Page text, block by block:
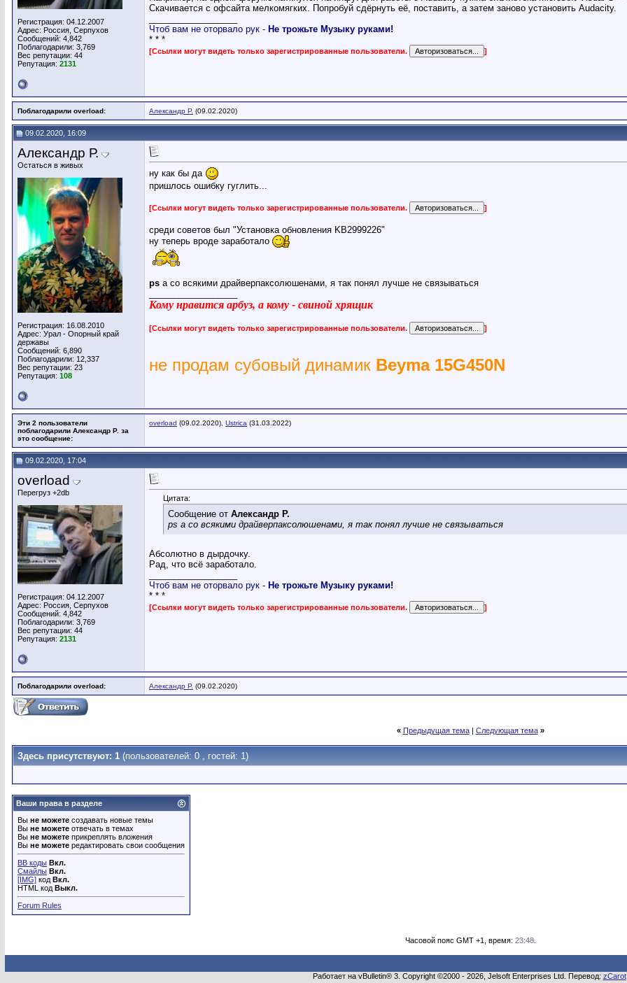
Регистрация: 04.12.2007
Адрес: Россия, Серпухов
Сообщений: 4,842
Поблагодарили: 3,769
Вес репутации: 44
Репутация: 2131
Скачивается с офсайта мелкомягких. Попробуй сдёрнуть её, поставить, а затем заново установить Audacity.
Чтоб вам не оторвало рук - Не трожьте Музыку руками!
* * *
[Ссылки могут видеть только зарегистрированные пользователи. ]
Поблагодарили overload: Александр Р. (09.02.2020)
09.02.2020, 16:09
Александр Р.
Остаться в живых
Регистрация: 16.08.2010
Адрес: Урал - Опорный край
державы
Сообщений: 6,890
Поблагодарили: 12,337
Вес репутации: 23
Репутация: 108
ну как бы да
пришлось ошибку гуглить...
[Ссылки могут видеть только зарегистрированные пользователи. ]
среди советов был "Установка обновления KB2999226"
ну теперь вроде заработало
ps а со всякими драйверпаксолюшенами, я так понял лучше не связываться
Кому нравится арбуз, а кому - свиной хрящик
[Ссылки могут видеть только зарегистрированные пользователи. ]
не продам субовый динамик Beyma 15G450N
Эти 2 пользователи
поблагодарили Александр Р. за
это сообщение:
overload (09.02.2020), Ustrica (31.03.2022)
09.02.2020, 17:04
overload
Перегруз +2db
Регистрация: 04.12.2007
Адрес: Россия, Серпухов
Сообщений: 4,842
Поблагодарили: 3,769
Вес репутации: 44
Репутация: 2131
Цитата:
Сообщение от Александр Р.
ps а со всякими драйверпаксолюшенами, я так понял лучше не связываться
Абсолютно в дырдочку.
Рад, что всё заработало.
Чтоб вам не оторвало рук - Не трожьте Музыку руками!
* * *
[Ссылки могут видеть только зарегистрированные пользователи. ]
Поблагодарили overload: Александр Р. (09.02.2020)
« Предыдущая тема| Следующая тема »
Здесь присутствуют: 1 (пользователей: 0 , гостей: 1)
Ваши права в разделе
Вы не можете создавать новые темы
Вы не можете отвечать в темах
Вы не можете прикреплять вложения
Вы не можете редактировать свои сообщения
BB коды Вкл.
Смайлы Вкл.
[IMG] код Вкл.
HTML код Выкл.
Forum Rules
Часовой пояс GMT +1, время: 23:48.
Работает на vBulletin® 3. Copyright ©2000 - 2026, Jelsoft Enterprises Ltd. Перевод: zCarot